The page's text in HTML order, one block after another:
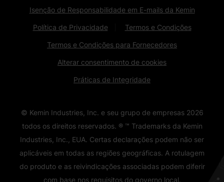
Isenção de Responsabilidade em E-mails da Kemin
Política de Privacidade Termos e Condições
Termos e Condições para Fornecedores
Alterar consentimento de cookies
Práticas de Integridade
© Kemin Industries, Inc. e seu grupo de empresas 2026
todos os direitos reservados. ® ™ Trademarks da Kemin
Industries, Inc., EUA. Certas declarações podem não ser
aplicáveis ​​em todas as regiões geográficas. A rotulagem
do produto e as reivindicações associadas podem diferir
com base nos requisitos do governo local.